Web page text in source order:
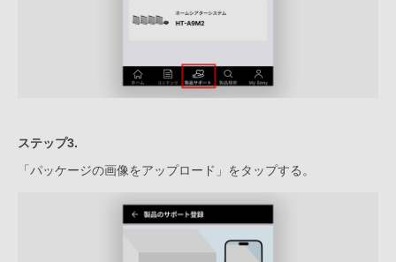
ステップ3.
「パッケージの画像をアップロード」をタップする。